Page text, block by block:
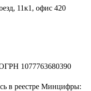
11к1, офис 420
1077763680390
в реестре Минцифры: